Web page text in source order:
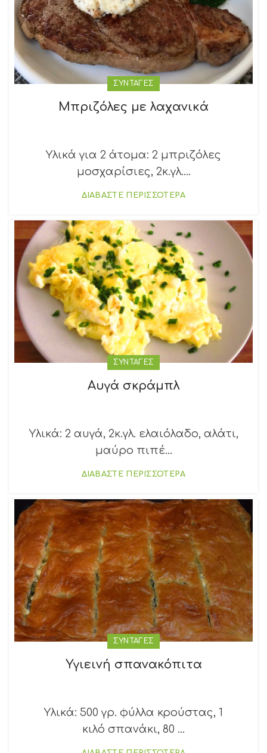
ΣΥΝΤΑΓΕΣ
Μπριζόλες με λαχανικά
Υλικά για 2 άτομα: 2 μπριζόλες
μοσχαρίσιες, 2κ.γλ....
ΔΙΑΒΑΣΤΕ ΠΕΡΙΣΣΟΤΕΡΑ
ΣΥΝΤΑΓΕΣ
Αυγά σκράμπλ
Υλικά: 2 αυγά, 2κ.γλ. ελαιόλαδο, αλάτι,
μαύρο πιπέ...
ΔΙΑΒΑΣΤΕ ΠΕΡΙΣΣΟΤΕΡΑ
ΣΥΝΤΑΓΕΣ
Υγιεινή σπανακόπιτα
Υλικά: 500 γρ. φύλλα κρούστας, 1
κιλό σπανάκι, 80 ...